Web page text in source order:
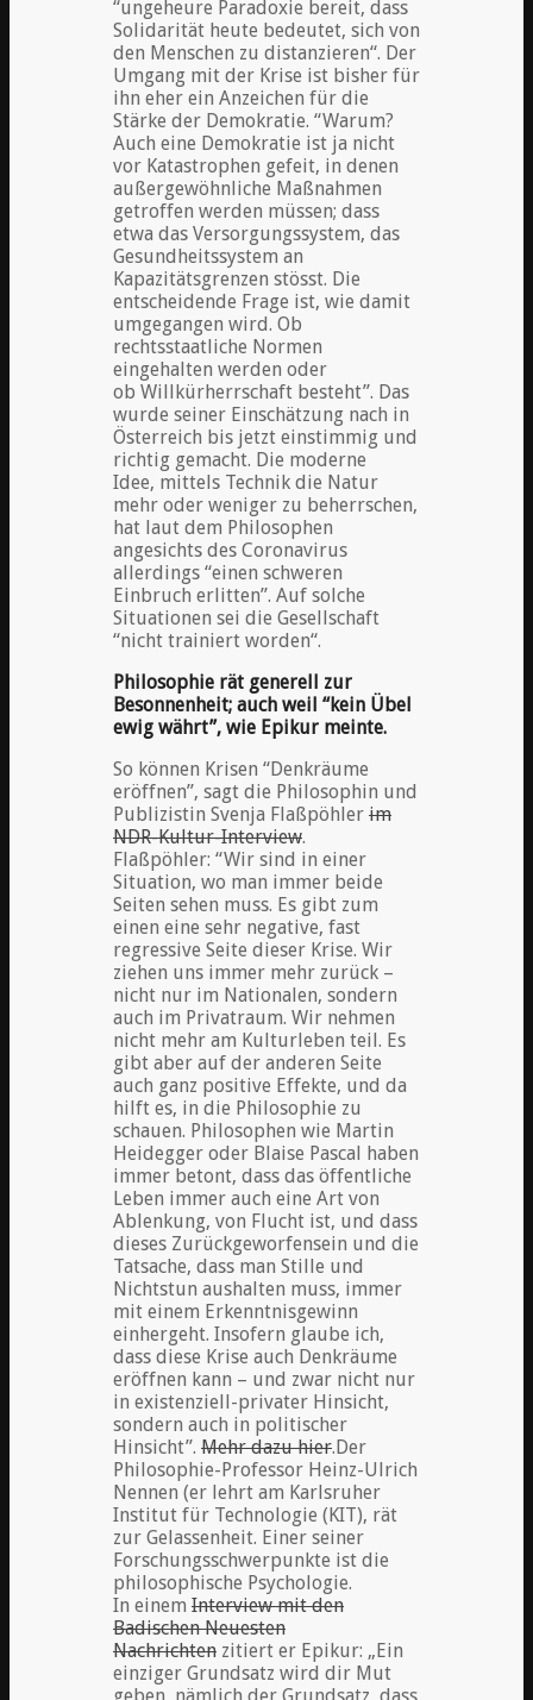
“ungeheure Paradoxie bereit, dass
Solidarität heute bedeutet, sich von
den Menschen zu distanzieren“. Der
Umgang mit der Krise ist bisher für
ihn eher ein Anzeichen für die
Stärke der Demokratie. “Warum?
Auch eine Demokratie ist ja nicht
vor Katastrophen gefeit, in denen
außergewöhnliche Maßnahmen
getroffen werden müssen; dass
etwa das Versorgungssystem, das
Gesundheitssystem an
Kapazitätsgrenzen stösst. Die
entscheidende Frage ist, wie damit
umgegangen wird. Ob
rechtsstaatliche Normen
eingehalten werden oder
ob Willkürherrschaft besteht”. Das
wurde seiner Einschätzung nach in
Österreich bis jetzt einstimmig und
richtig gemacht. Die moderne
Idee, mittels Technik die Natur
mehr oder weniger zu beherrschen,
hat laut dem Philosophen
angesichts des Coronavirus
allerdings “einen schweren
Einbruch erlitten”. Auf solche
Situationen sei die Gesellschaft
“nicht trainiert worden“.
Philosophie rät generell zur
Besonnenheit; auch weil “kein Übel
ewig währt”, wie Epikur meinte.
So können Krisen “Denkräume
eröffnen”, sagt die Philosophin und
Publizistin Svenja Flaßpöhler im
NDR-Kultur-Interview.
Flaßpöhler: “Wir sind in einer
Situation, wo man immer beide
Seiten sehen muss. Es gibt zum
einen eine sehr negative, fast
regressive Seite dieser Krise. Wir
ziehen uns immer mehr zurück –
nicht nur im Nationalen, sondern
auch im Privatraum. Wir nehmen
nicht mehr am Kulturleben teil. Es
gibt aber auf der anderen Seite
auch ganz positive Effekte, und da
hilft es, in die Philosophie zu
schauen. Philosophen wie Martin
Heidegger oder Blaise Pascal haben
immer betont, dass das öffentliche
Leben immer auch eine Art von
Ablenkung, von Flucht ist, und dass
dieses Zurückgeworfensein und die
Tatsache, dass man Stille und
Nichtstun aushalten muss, immer
mit einem Erkenntnisgewinn
einhergeht. Insofern glaube ich,
dass diese Krise auch Denkräume
eröffnen kann – und zwar nicht nur
in existenziell-privater Hinsicht,
sondern auch in politischer
Hinsicht”. Mehr dazu hier.Der
Philosophie-Professor Heinz-Ulrich
Nennen (er lehrt am Karlsruher
Institut für Technologie (KIT), rät
zur Gelassenheit. Einer seiner
Forschungsschwerpunkte ist die
philosophische Psychologie.
In einem Interview mit den
Badischen Neuesten
Nachrichten zitiert er Epikur: „Ein
einziger Grundsatz wird dir Mut